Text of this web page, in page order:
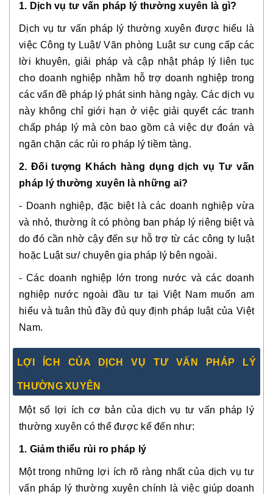
1. Dịch vụ tư vấn pháp lý thường xuyên là gì?
Dịch vụ tư vấn pháp lý thường xuyên được hiểu là
việc Công ty Luật/ Văn phòng Luật sư cung cấp các
lời khuyên, giải pháp và cập nhật pháp lý liên tục
cho doanh nghiệp nhằm hỗ trợ doanh nghiệp trong
các vấn đề pháp lý phát sinh hàng ngày. Các dịch vụ
này không chỉ giới hạn ở việc giải quyết các tranh
chấp pháp lý mà còn bao gồm cả việc dự đoán và
ngăn chặn các rủi ro pháp lý tiềm tàng.
2. Đối tượng Khách hàng dụng dịch vụ Tư vấn
pháp lý thường xuyên là những ai?
- Doanh nghiệp, đặc biệt là các doanh nghiệp vừa
và nhỏ, thường ít có phòng ban pháp lý riêng biệt và
do đó cần nhờ cậy đến sự hỗ trợ từ các công ty luật
hoặc Luật sư/ chuyên gia pháp lý bên ngoài.
- Các doanh nghiệp lớn trong nước và các doanh
nghiệp nước ngoài đầu tư tại Việt Nam muốn am
hiểu và tuân thủ đầy đủ quy định pháp luật của Việt
Nam.
LỢI ÍCH CỦA DỊCH VỤ TƯ VẤN PHÁP LÝ
THƯỜNG XUYÊN
Một số lợi ích cơ bản của dịch vụ tư vấn pháp lý
thường xuyên có thể được kể đến như:
1. Giảm thiểu rủi ro pháp lý
Một trong những lợi ích rõ ràng nhất của dịch vụ tư
vấn pháp lý thường xuyên chính là việc giúp doanh